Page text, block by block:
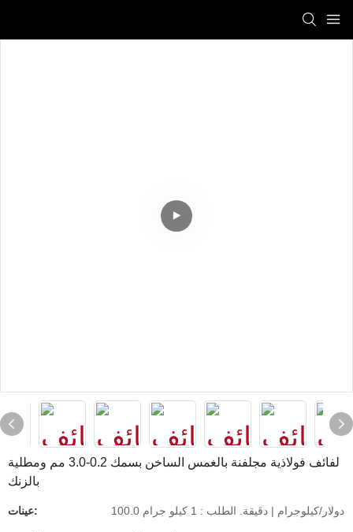
لفائف فولاذية مجلفنة بالغمس الساخن بسمك 0.2-3.0 مم ومطلية
بالزنك
عينات: 100.0 دولار/كيلوجرام | دقيقة. الطلب : 1 كيلو جرام